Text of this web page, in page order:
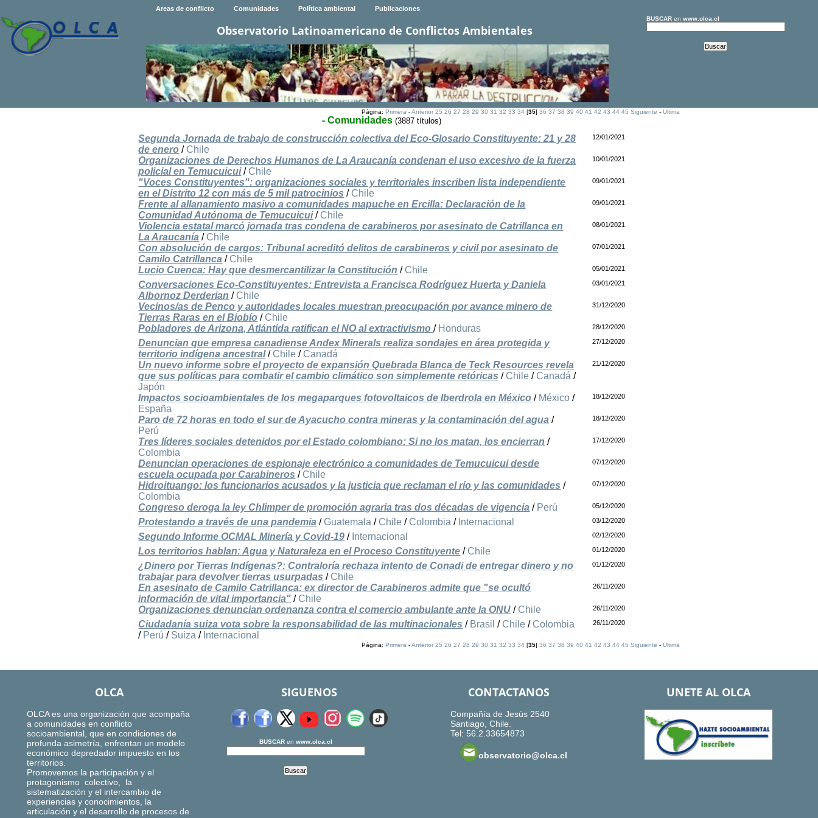
Areas de conflicto Comunidades Política ambiental Publicaciones
Observatorio Latinoamericano de Conflictos Ambientales
BUSCARen www.olca.cl
Página: Primera-Anterior 25 26 27 28 29 30 31 32 33 34[35] 36 37 38 39 40 41 42 43 44 45 Siguiente - Ultima
- Comunidades (3887 títulos)
Segunda Jornada de trabajo de construcción colectiva del Eco-Glosario Constituyente: 21 y 28
de enero / Chile
12/01/2021
Organizaciones de Derechos Humanos de La Araucanía condenan el uso excesivo de la fuerza
policial en Temucuicui/ Chile
10/01/2021
"Voces Constituyentes": organizaciones sociales y territoriales inscriben lista independiente
en el Distrito 12 con más de 5 mil patrocinios / Chile
09/01/2021
Frente al allanamiento masivo a comunidades mapuche en Ercilla: Declaración de la
Comunidad Autónoma de Temucuicui/ Chile
09/01/2021
Violencia estatal marcó jornada tras condena de carabineros por asesinato de Catrillanca en
La Araucanía / Chile
08/01/2021
Con absolución de cargos: Tribunal acreditó delitos de carabineros y civil por asesinato de
Camilo Catrillanca / Chile
07/01/2021
Lucio Cuenca: Hay que desmercantilizar la Constitución / Chile 05/01/2021
Conversaciones Eco-Constituyentes: Entrevista a Francisca Rodríguez Huerta y Daniela
Albornoz Derderian / Chile
03/01/2021
Vecinos/as de Penco y autoridades locales muestran preocupación por avance minero de
Tierras Raras en el Biobío / Chile
31/12/2020
Pobladores de Arizona, Atlántida ratifican el NO al extractivismo/ Honduras 28/12/2020
Denuncian que empresa canadiense Andex Minerals realiza sondajes en área protegida y
territorio indígena ancestral/ Chile / Canadá
27/12/2020
Un nuevo informe sobre el proyecto de expansión Quebrada Blanca de Teck Resources revela
que sus políticas para combatir el cambio climático son simplemente retóricas / Chile / Canadá /
Japón
21/12/2020
Impactos socioambientales de los megaparques fotovoltaicos de Iberdrola en México / México /
España
18/12/2020
Paro de 72 horas en todo el sur de Ayacucho contra mineras y la contaminación del agua /
Perú
18/12/2020
Tres líderes sociales detenidos por el Estado colombiano: Si no los matan, los encierran /
Colombia
17/12/2020
Denuncian operaciones de espionaje electrónico a comunidades de Temucuicui desde
escuela ocupada por Carabineros / Chile
07/12/2020
Hidroituango: los funcionarios acusados y la justicia que reclaman el río y las comunidades /
Colombia
07/12/2020
Congreso deroga la ley Chlimper de promoción agraria tras dos décadas de vigencia / Perú 05/12/2020
Protestando a través de una pandemia / Guatemala / Chile / Colombia / Internacional 03/12/2020
Segundo Informe OCMAL Minería y Covid-19 / Internacional 02/12/2020
Los territorios hablan: Agua y Naturaleza en el Proceso Constituyente / Chile 01/12/2020
¿Dinero por Tierras Indígenas?: Contraloría rechaza intento de Conadi de entregar dinero y no
trabajar para devolver tierras usurpadas / Chile
01/12/2020
En asesinato de Camilo Catrillanca: ex director de Carabineros admite que "se ocultó
información de vital importancia" / Chile
26/11/2020
Organizaciones denuncian ordenanza contra el comercio ambulante ante la ONU / Chile 26/11/2020
Ciudadanía suiza vota sobre la responsabilidad de las multinacionales / Brasil / Chile / Colombia
/ Perú / Suiza / Internacional
26/11/2020
Página: Primera-Anterior 25 26 27 28 29 30 31 32 33 34[35] 36 37 38 39 40 41 42 43 44 45 Siguiente - Ultima
OLCA
OLCA es una organización que acompaña
a comunidades en conflicto
socioambiental, que en condiciones de
profunda asimetría, enfrentan un modelo
económico depredador impuesto en los
territorios.
Promovemos la participación y el
protagonismo colectivo, la
sistematización y el intercambio de
experiencias y conocimientos, la
articulación y el desarrollo de procesos de
SIGUENOS
BUSCARen www.olca.cl
CONTACTANOS
Compañía de Jesús 2540
Santiago, Chile.
Tel: 56.2.33654873
observatorio@olca.cl
UNETE AL OLCA